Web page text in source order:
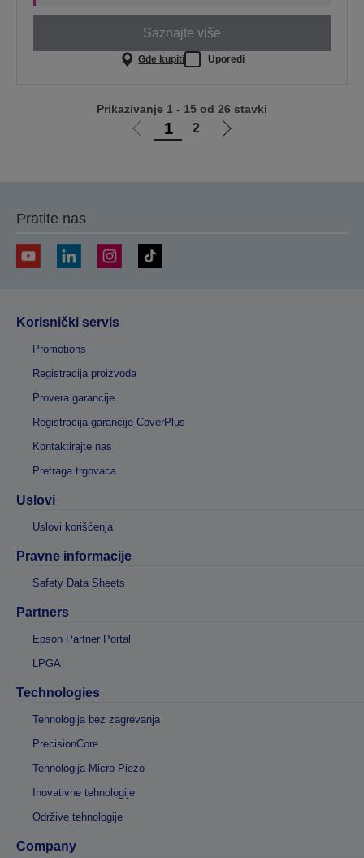
Saznajte više
Gde kupiti Uporedi
Idi
1 2
Idi
Prikazivanje 1 - 15 od 26 stavki
Pratite nas
Korisnički servis
Promotions
Registracija proizvoda
Provera garancije
Registracija garancije CoverPlus
Kontaktirajte nas
Pretraga trgovaca
Uslovi
Uslovi korišćenja
Pravne informacije
Safety Data Sheets
Partners
Epson Partner Portal
LPGA
Technologies
Tehnologija bez zagrevanja
PrecisionCore
Tehnologija Micro Piezo
Inovativne tehnologije
Održive tehnologije
Company